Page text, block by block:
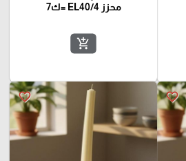
محزز EL40/4 =ك7
add_shopping_cart
favorite_border
favorite_border